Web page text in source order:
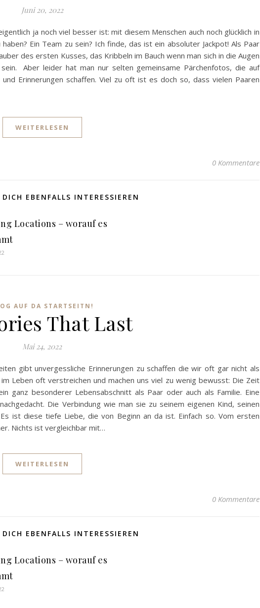
Juni 20, 2022
ja noch viel besser ist: mit diesem Menschen auch noch glücklich in
Ein Team zu sein? Ich finde, das ist ein absoluter Jackpot! Als Paar
des ersten Kusses, das Kribbeln im Bauch wenn man sich in die Augen
Aber leider hat man nur selten gemeinsame Pärchenfotos, die auf
Erinnerungen schaffen. Viel zu oft ist es doch so, dass vielen Paaren
WEITERLESEN
0 Kommentare
EBENFALLS INTERESSIEREN
Locations – worauf es
AUF DA STARTSEITN!
That Last
Mai 24, 2022
gibt unvergessliche Erinnerungen zu schaffen die wir oft gar nicht als
Leben oft verstreichen und machen uns viel zu wenig bewusst: Die Zeit
ganz besonderer Lebensabschnitt als Paar oder auch als Familie. Eine
Die Verbindung wie man sie zu seinem eigenen Kind, seinen
ist diese tiefe Liebe, die von Beginn an da ist. Einfach so. Vom ersten
Nichts ist vergleichbar mit…
WEITERLESEN
0 Kommentare
EBENFALLS INTERESSIEREN
Locations – worauf es